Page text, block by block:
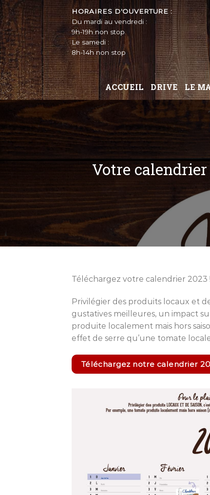
Skip
to
content
HORAIRES D'OUVERTURE :
Du mardi au vendredi :
9h-19h non stop
Le samedi :
8h-14h non stop
ACCUEIL DRIVE LE
Votre
Téléchargez votre calendrier 2023 !
Privilégier des produits locaux et
gustatives meilleures, un impact
produite localement mais hors
effet de serre qu’une tomate
Téléchargez notre calendrier